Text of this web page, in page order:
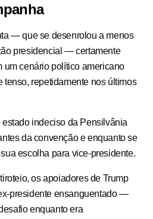
— que se desenrolou a menos
presidencial — certamente
um cenário político americano
tenso, repetidamente nos últimos
indeciso da Pensilvânia
da convenção e enquanto se
escolha para vice-presidente.
os apoiadores de Trump
presidente ensanguentado —
enquanto era